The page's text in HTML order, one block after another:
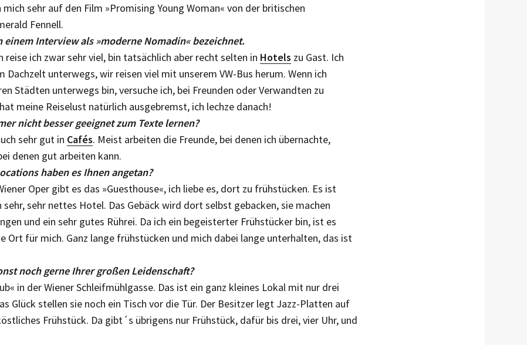
mich sehr auf den Film »Promising Young Woman« von der britischen
Fennell.
einem Interview als »moderne Nomadin« bezeichnet.
reise ich zwar sehr viel, bin tatsächlich aber recht selten in Hotels zu Gast. Ich
Dachzelt unterwegs, wir reisen viel mit unserem VW-Bus herum. Wenn ich
Städten unterwegs bin, versuche ich, bei Freunden oder Verwandten zu
meine Reiselust natürlich ausgebremst, ich lechze danach!
nicht besser geeignet zum Texte lernen?
sehr gut in Cafés. Meist arbeiten die Freunde, bei denen ich übernachte,
denen gut arbeiten kann.
haben es Ihnen angetan?
Oper gibt es das »Guesthouse«, ich liebe es, dort zu frühstücken. Es ist
sehr, sehr nettes Hotel. Das Gebäck wird dort selbst gebacken, sie machen
und ein sehr gutes Rührei. Da ich ein begeisterter Frühstücker bin, ist es
Ort für mich. Ganz lange frühstücken und mich dabei lange unterhalten, das ist
noch gerne Ihrer großen Leidenschaft?
in der Wiener Schleifmühlgasse. Das ist ein ganz kleines Lokal mit nur drei
Glück stellen sie noch ein Tisch vor die Tür. Der Besitzer legt Jazz-Platten auf
Frühstück. Da gibt´s übrigens nur Frühstück, dafür bis drei, vier Uhr, und